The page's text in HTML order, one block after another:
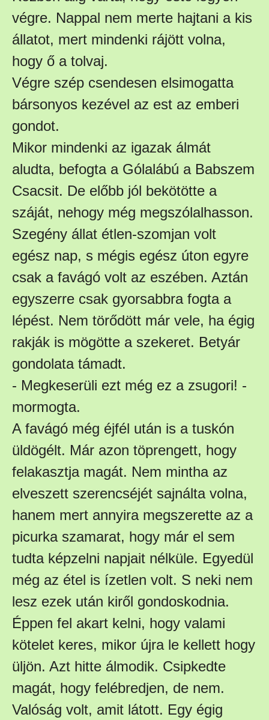
végre. Nappal nem merte hajtani a kis
állatot, mert mindenki rájött volna,
hogy ő a tolvaj.
Végre szép csendesen elsimogatta
bársonyos kezével az est az emberi
gondot.
Mikor mindenki az igazak álmát
aludta, befogta a Gólalábú a Babszem
Csacsit. De előbb jól bekötötte a
száját, nehogy még megszólalhasson.
Szegény állat étlen-szomjan volt
egész nap, s mégis egész úton egyre
csak a favágó volt az eszében. Aztán
egyszerre csak gyorsabbra fogta a
lépést. Nem törődött már vele, ha égig
rakják is mögötte a szekeret. Betyár
gondolata támadt.
- Megkeserüli ezt még ez a zsugori! -
mormogta.
A favágó még éjfél után is a tuskón
üldögélt. Már azon töprengett, hogy
felakasztja magát. Nem mintha az
elveszett szerencséjét sajnálta volna,
hanem mert annyira megszerette az a
picurka szamarat, hogy már el sem
tudta képzelni napjait nélküle. Egyedül
még az étel is ízetlen volt. S neki nem
lesz ezek után kiről gondoskodnia.
Éppen fel akart kelni, hogy valami
kötelet keres, mikor újra le kellett hogy
üljön. Azt hitte álmodik. Csipkedte
magát, hogy felébredjen, de nem.
Valóság volt, amit látott. Egy égig